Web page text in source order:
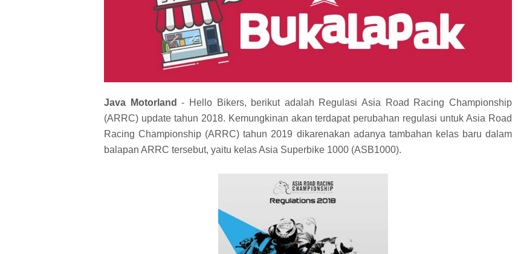
Java Motorland - Hello Bikers, berikut adalah Regulasi Asia Road Racing Championship
(ARRC) update tahun 2018. Kemungkinan akan terdapat perubahan regulasi untuk Asia Road
Racing Championship (ARRC) tahun 2019 dikarenakan adanya tambahan kelas baru dalam
balapan ARRC tersebut, yaitu kelas Asia Superbike 1000 (ASB1000).